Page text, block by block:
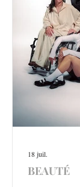
BEAUTÉ
18 juil.